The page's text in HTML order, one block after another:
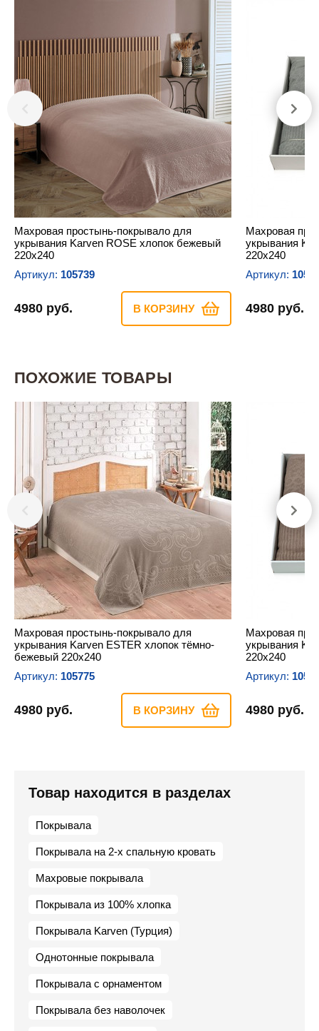
Махровая простынь-покрывало для
укрывания Karven ROSE хлопок бежевый
220х240
Артикул: 105739
4980 руб. В КОРЗИНУ
Махровая
укрывания
220х240
Артикул:
4980 руб.
ПОХОЖИЕ ТОВАРЫ
Махровая простынь-покрывало для
укрывания Karven ESTER хлопок тёмно-
бежевый 220х240
Артикул: 105775
4980 руб. В КОРЗИНУ
Махровая
укрывания
220х240
Артикул:
4980 руб.
Товар находится в разделах
Покрывала
Покрывала на 2-х спальную кровать
Махровые покрывала
Покрывала из 100% хлопка
Покрывала Karven (Турция)
Однотонные покрывала
Покрывала с орнаментом
Покрывала без наволочек